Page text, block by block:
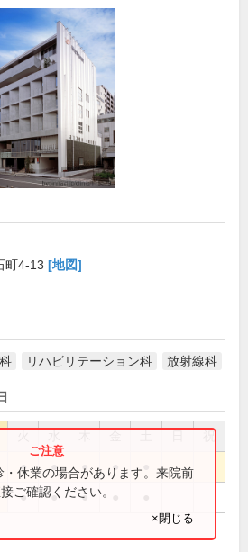
町4-13 [地図]
リハビリテーション科 放射線科
祝
● ● ● ●
● ● ●
休業の場合があります。来院前
ご確認ください。
×閉じる